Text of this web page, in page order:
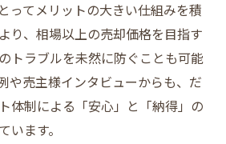
ってメリットの大きい仕組みを積
り、相場以上の売却価格を目指す
トラブルを未然に防ぐことも可能
や売主様インタビューからも、だ
体制による「安心」と「納得」の
ます。